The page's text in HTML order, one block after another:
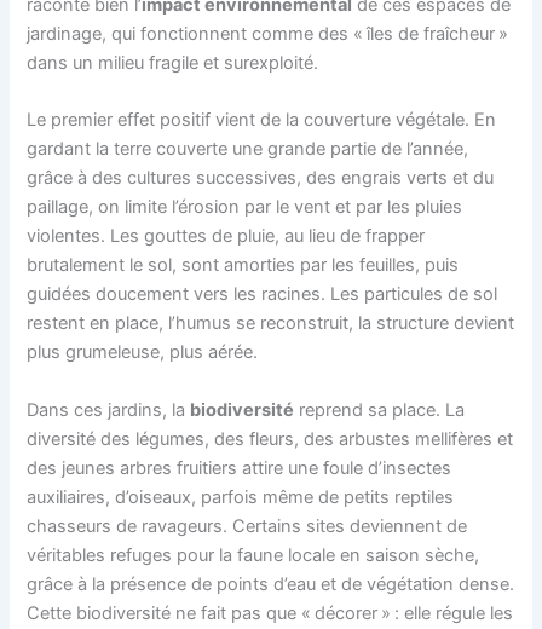
raconte bien l’impact environnemental de ces espaces de
jardinage, qui fonctionnent comme des « îles de fraîcheur »
dans un milieu fragile et surexploité.
Le premier effet positif vient de la couverture végétale. En
gardant la terre couverte une grande partie de l’année,
grâce à des cultures successives, des engrais verts et du
paillage, on limite l’érosion par le vent et par les pluies
violentes. Les gouttes de pluie, au lieu de frapper
brutalement le sol, sont amorties par les feuilles, puis
guidées doucement vers les racines. Les particules de sol
restent en place, l’humus se reconstruit, la structure devient
plus grumeleuse, plus aérée.
Dans ces jardins, la biodiversité reprend sa place. La
diversité des légumes, des fleurs, des arbustes mellifères et
des jeunes arbres fruitiers attire une foule d’insectes
auxiliaires, d’oiseaux, parfois même de petits reptiles
chasseurs de ravageurs. Certains sites deviennent de
véritables refuges pour la faune locale en saison sèche,
grâce à la présence de points d’eau et de végétation dense.
Cette biodiversité ne fait pas que « décorer » : elle régule les